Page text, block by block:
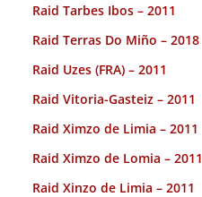
Raid Tarbes Ibos – 2011
Raid Terras Do Miño – 2018
Raid Uzes (FRA) – 2011
Raid Vitoria-Gasteiz – 2011
Raid Ximzo de Limia – 2011
Raid Ximzo de Lomia – 2011
Raid Xinzo de Limia – 2011